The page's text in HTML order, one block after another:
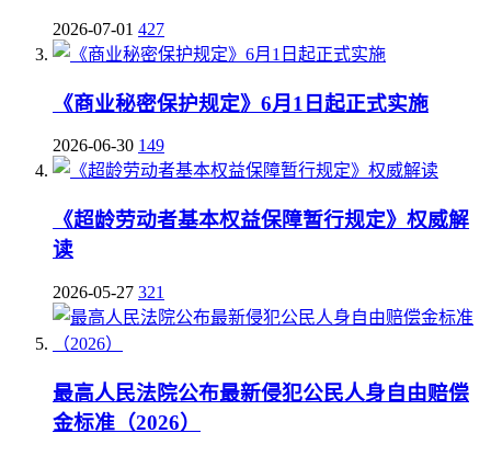
2026-07-01 427
《商业秘密保护规定》6月1日起正式实施
2026-06-30 149
《超龄劳动者基本权益保障暂行规定》权威解
读
2026-05-27 321
最高人民法院公布最新侵犯公民人身自由赔偿
金标准（2026）